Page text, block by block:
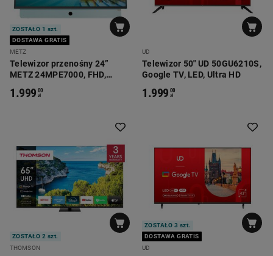
ZOSTAŁO 1 szt.
DOSTAWA GRATIS
METZ
Telewizor przenośny 24”
METZ 24MPE7000, FHD,
1.999 00
zł
UD
Telewizor 50" UD 50GU6210S,
Google TV, LED, Ultra HD
1.999 00
zł
ZOSTAŁO 2 szt.
THOMSON
ZOSTAŁO 3 szt.
DOSTAWA GRATIS
UD